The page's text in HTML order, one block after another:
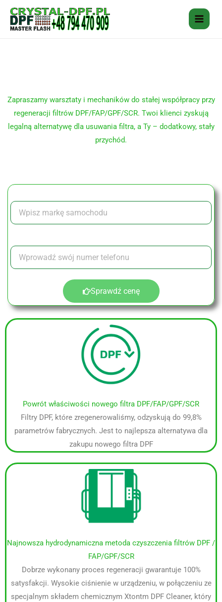
Przejdź
treści
Zapraszamy warsztaty i mechaników do stałej współpracy przy
regeneracji filtrów DPF/FAP/GPF/SCR. Twoi klienci zyskują
legalną alternatywę dla usuwania filtra, a Ty – dodatkowy, stały
przychód.
Sprawdź cenę
Powrót właściwości nowego filtra DPF/FAP/GPF/SCR
Filtry DPF, które zregenerowaliśmy, odzyskują do 99,8%
parametrów fabrycznych. Jest to najlepsza alternatywa dla
zakupu nowego filtra DPF
Najnowsza hydrodynamiczna metoda czyszczenia filtrów DPF /
FAP/GPF/SCR
Dobrze wykonany proces regeneracji gwarantuje 100%
satysfakcji. Wysokie ciśnienie w urządzeniu, w połączeniu ze
specjalnym składem chemicznym Xtontm DPF Cleaner, który